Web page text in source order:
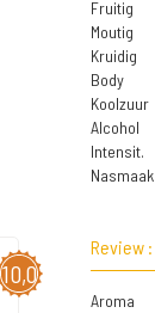
Fruitig
Moutig
Kruidig
Body
Koolzuur
Alcohol
Intensit.
Nasmaak
10,0
Review :
Aroma